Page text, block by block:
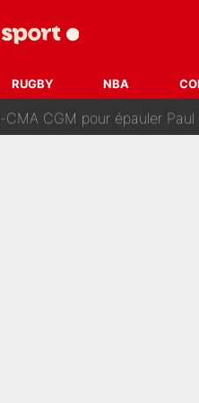
RUGBY NBA
en pleine crise financière, Frank
les deux nouvelles recrues
pour épauler Paul Seixas :